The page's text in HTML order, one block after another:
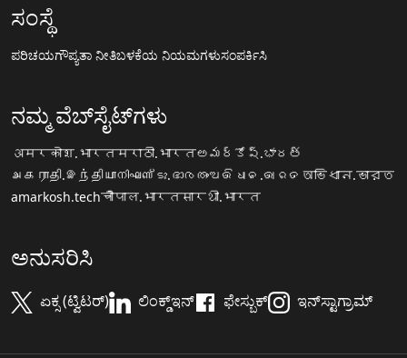
ಸಂಸ್ಥೆ
ಪರಿಚಯಗೌಪ್ಯತಾ ನೀತಿಬಳಕೆಯ ನಿಯಮಗಳುಸಂಪರ್ಕಿಸಿ
ನಮ್ಮ ವೆಬ್‌ಸೈಟ್‌ಗಳು
अमरकोश.भारतमराठी.भारतఅమర్కోష్.భారత్
அகராதி.இந்தியாനിഘണ്ടു.ഭാരതംଅଭିଧାନ.ଭାରତ অভিধান.ভারত
amarkosh.techचौपाल.भारतसारथी.भारत
ಅನುಸರಿಸಿ
ಏಕ್ಸ (ಟ್ವಿಟರ್) ಲಿಂಕ್ಡ್‌ಇನ್ ಫೇಸ್ಬುಕ್ ಇನ್‌ಸ್ಟಾಗ್ರಾಮ್